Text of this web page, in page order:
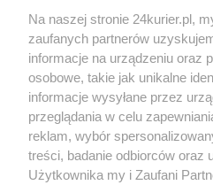
Zamieni kajak na samochód?
Aleksander Doba na sesji w
POGODA
13℃
Na naszej stronie 24kurier.pl,
zaufanych partnerów
informacje na urządzeniu oraz
osobowe, takie jak unikalne
informacje wysyłane przez
przeglądania w celu
reklam, wybór
treści, badanie odbiorców oraz
Użytkownika my i Zaufani